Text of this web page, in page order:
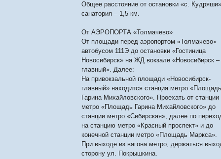
Общее расстояние от остановки «с.
санатория – 1,5 км.
От АЭРОПОРТА «Толмачево»
От площади перед аэропортом «Толмачево»
автобусом 111Э до остановки «Гостиница
Новосибирск» на ЖД вокзале «Новосибирск –
главный». Далее:
На привокзальной площади «Новосибирск-
главный» находится станция метро «Площадь
Гарина Михайловского». Проехать от станции
метро «Площадь Гарина Михайловского» до
станции метро «Сибирская», далее по
на станцию метро «Красный проспект» и до
конечной станции метро «Площадь Маркса».
При выходе из вагона метро, держаться
сторону ул. Покрышкина.